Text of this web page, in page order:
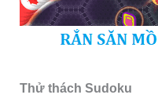
Thử thách Sudoku